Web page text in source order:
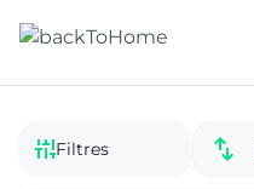
Filtres